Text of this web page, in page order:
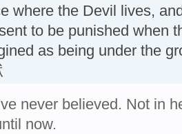
where the Devil lives,
to be punished when
as being under the
never believed. Not in
now.